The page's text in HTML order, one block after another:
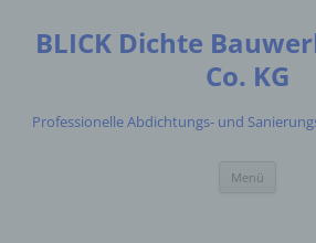
springen
BLICK Dichte
Co. KG
Professionelle Abdichtungs- und
Menü